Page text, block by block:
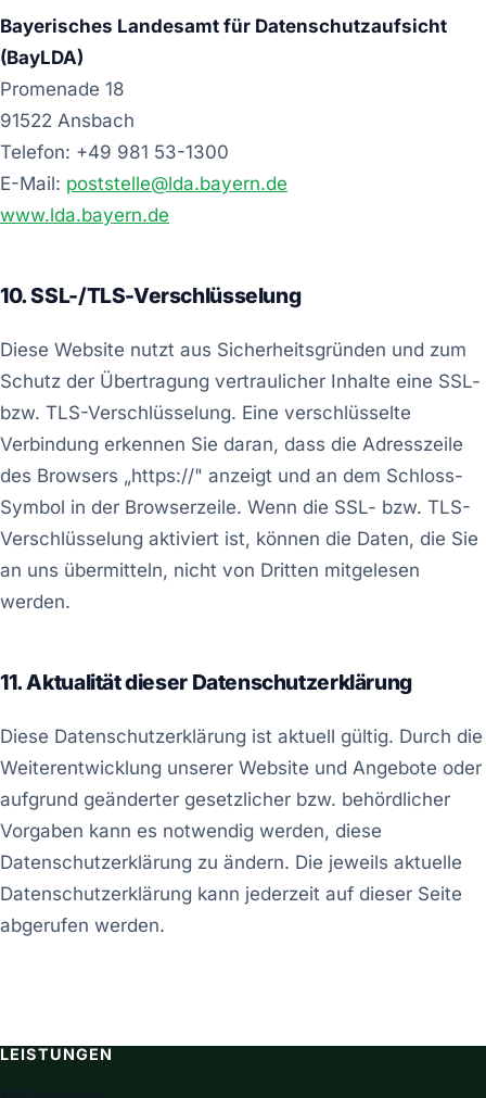
Bayerisches Landesamt für Datenschutzaufsicht
(BayLDA)
Promenade 18
91522 Ansbach
Telefon: +49 981 53-1300
E-Mail: poststelle@lda.bayern.de
www.lda.bayern.de
10. SSL-/TLS-Verschlüsselung
Diese Website nutzt aus Sicherheitsgründen und zum
Schutz der Übertragung vertraulicher Inhalte eine SSL-
bzw. TLS-Verschlüsselung. Eine verschlüsselte
Verbindung erkennen Sie daran, dass die Adresszeile
des Browsers „https://" anzeigt und an dem Schloss-
Symbol in der Browserzeile. Wenn die SSL- bzw. TLS-
Verschlüsselung aktiviert ist, können die Daten, die Sie
an uns übermitteln, nicht von Dritten mitgelesen
werden.
11. Aktualität dieser Datenschutzerklärung
Diese Datenschutzerklärung ist aktuell gültig. Durch die
Weiterentwicklung unserer Website und Angebote oder
aufgrund geänderter gesetzlicher bzw. behördlicher
Vorgaben kann es notwendig werden, diese
Datenschutzerklärung zu ändern. Die jeweils aktuelle
Datenschutzerklärung kann jederzeit auf dieser Seite
abgerufen werden.
LEISTUNGEN